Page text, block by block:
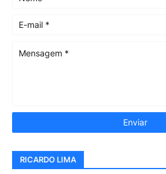
RICARDO LIMA